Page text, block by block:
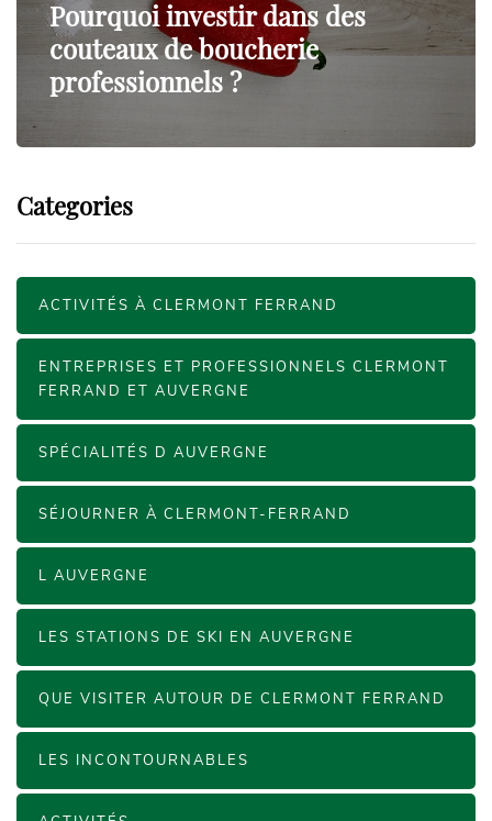
Pourquoi investir dans des
couteaux de boucherie
professionnels ?
Categories
ACTIVITÉS À CLERMONT FERRAND
ENTREPRISES ET PROFESSIONNELS CLERMONT
FERRAND ET AUVERGNE
SPÉCIALITÉS D AUVERGNE
SÉJOURNER À CLERMONT-FERRAND
L AUVERGNE
LES STATIONS DE SKI EN AUVERGNE
QUE VISITER AUTOUR DE CLERMONT FERRAND
LES INCONTOURNABLES